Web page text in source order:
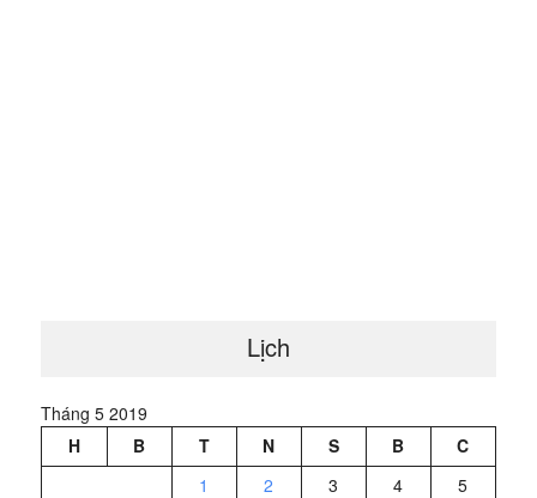
Lịch
Tháng 5 2019
H
B T N S B
C
1
2 3 4
5